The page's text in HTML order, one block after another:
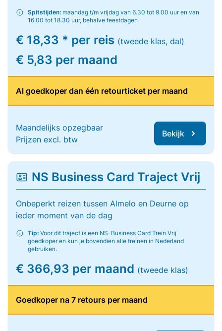
Spitstijden: maandag t/m vrijdag van 6.30 tot 9.00 uur en van
16.00 tot 18.30 uur, behalve feestdagen
€ 18,33 * per reis (tweede klas, dal)
€ 5,83 per maand
Al goedkoper dan één retourticket per maand
Maandelijks opzegbaar
Prijzen excl. btw
Bekijk
NS Business Card Traject Vrij
Onbeperkt reizen tussen Almelo en Deurne op
ieder moment van de dag
Tip: Voor dit traject is een NS-Business Card Trein Vrij
goedkoper en kun je bovendien alle treinen in Nederland
gebruiken.
€ 366,93 per maand (tweede klas)
Goedkoper na 7 retours per maand